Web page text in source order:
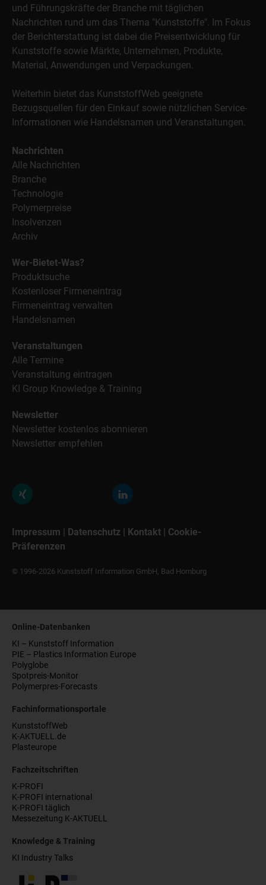
und Führungskräfte der Branche mit täglichen
Nachrichten rund um das Thema "Kunststoffe". Im Fokus
der Berichterstattung ist dabei die Preisentwicklung für
Kunststoffe sowie Märkte, Unternehmen, Produkte,
Material, Anwendungen und Verpackungen.
Weiterhin bietet das KunststoffWeb geeignete
Bezugsquellen für den Einkauf sowie nützlichen Service-
Informationen wie Handelsnamen und Veranstaltungen.
Nachrichten
Alle Nachrichten
Branche
Technologie
Polymerpreise
Insolvenzen
Archiv
Wer-Bietet-Was?
Produktsuche
Kostenloser Firmeneintrag
Firmeneintrag verwalten
Handelsnamen
Veranstaltungen
Alle Termine
Veranstaltung eintragen
KI Group Knowledge & Training
Newsletter
Newsletter kostenlos abonnieren
Newsletter empfehlen
Impressum | Datenschutz | Kontakt | Cookie-
Präferenzen
© 1996-2026 Kunststoff Information GmbH, Bad Homburg
Online-Datenbanken
KI – Kunststoff Information
PIE – Plastics Information Europe
Polyglobe
Spotpreis-Monitor
Polymerpres-Forecasts
Fachinformationsportale
KunststoffWeb
K-AKTUELL.de
Plasteurope
Fachzeitschriften
K-PROFI
K-PROFI international
K-PROFI täglich
Messezeitung K-AKTUELL
Knowledge & Training
KI Industry Talks